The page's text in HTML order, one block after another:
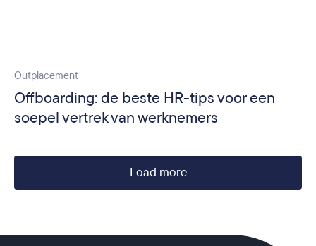
Outplacement
Offboarding: de beste HR-tips voor een
soepel vertrek van werknemers
Load more